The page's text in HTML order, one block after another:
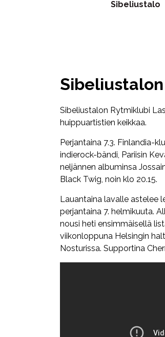
Sibeliustalo
Sibeliustalon Rytmiklubi
huippuartistien keikkaa.
Perjantaina 7.3. Finlandia-
indierock-bändi, Pariisin
neljännen albuminsa
Black Twig, noin klo 20.15.
Lauantaina lavalle astelee
perjantaina 7. helmikuuta.
nousi heti ensimmäisellä
viikonloppuna Helsingin
Nosturissa. Supportina